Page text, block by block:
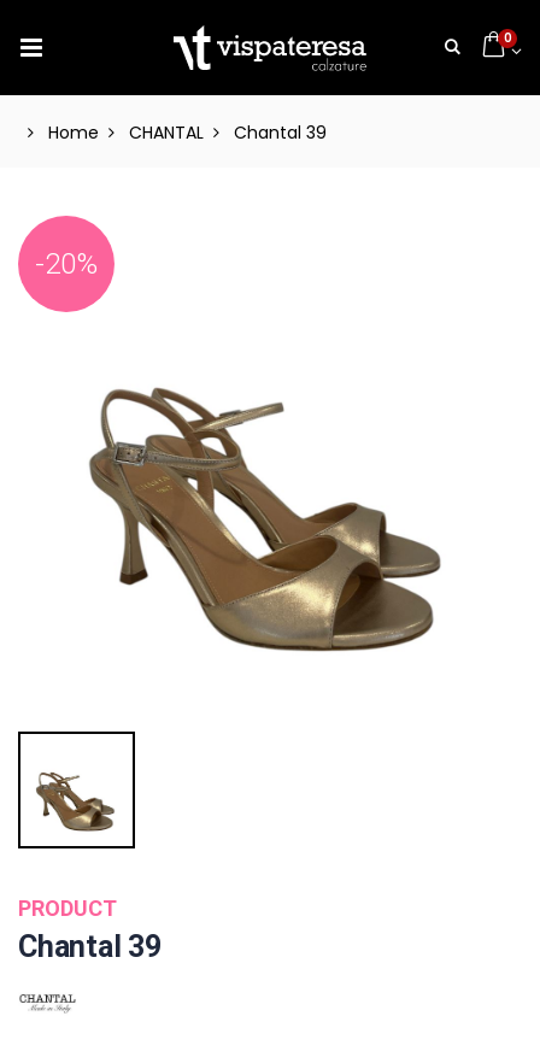
0
Home CHANTAL Chantal 39
-20%
PRODUCT
Chantal 39